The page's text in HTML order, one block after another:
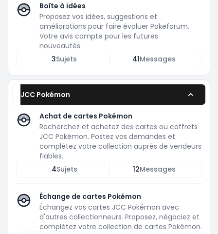
Boîte à idées
Proposez vos idées, suggestions et
améliorations pour faire évoluer Pokeforum.
Votre avis compte pour les futures
nouveautés.
3Sujets 41Messages
JCC Pokémon
Achat de cartes Pokémon
Recherchez et achetez des cartes ou coffrets
JCC Pokémon. Postez vos demandes et
complétez votre collection auprès de vendeurs
fiables.
4Sujets 12Messages
Échange de cartes Pokémon
Échangez vos cartes JCC Pokémon avec
d'autres collectionneurs. Proposez, négociez et
complétez votre collection de cartes Pokémon.